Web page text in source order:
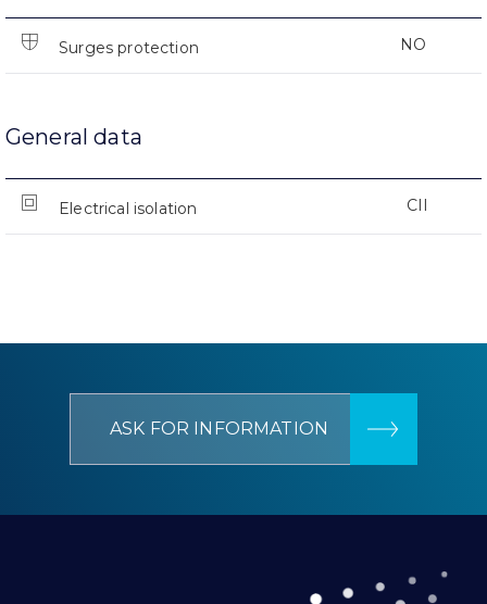
Surges protection NO
General data
Electrical isolation CII
ASK FOR INFORMATION